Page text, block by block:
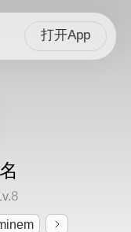
打开App
Lv.8